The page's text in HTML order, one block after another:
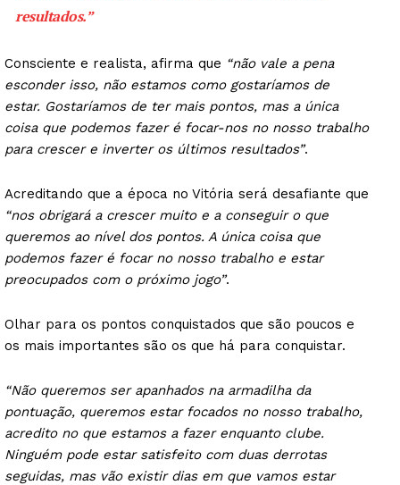
resultados.”
Consciente e realista, afirma que “não vale a pena
esconder isso, não estamos como gostaríamos de
estar. Gostaríamos de ter mais pontos, mas a única
coisa que podemos fazer é focar-nos no nosso trabalho
para crescer e inverter os últimos resultados”.
Acreditando que a época no Vitória será desafiante que
“nos obrigará a crescer muito e a conseguir o que
queremos ao nível dos pontos. A única coisa que
podemos fazer é focar no nosso trabalho e estar
preocupados com o próximo jogo”.
Olhar para os pontos conquistados que são poucos e
os mais importantes são os que há para conquistar.
“Não queremos ser apanhados na armadilha da
pontuação, queremos estar focados no nosso trabalho,
acredito no que estamos a fazer enquanto clube.
Ninguém pode estar satisfeito com duas derrotas
seguidas, mas vão existir dias em que vamos estar